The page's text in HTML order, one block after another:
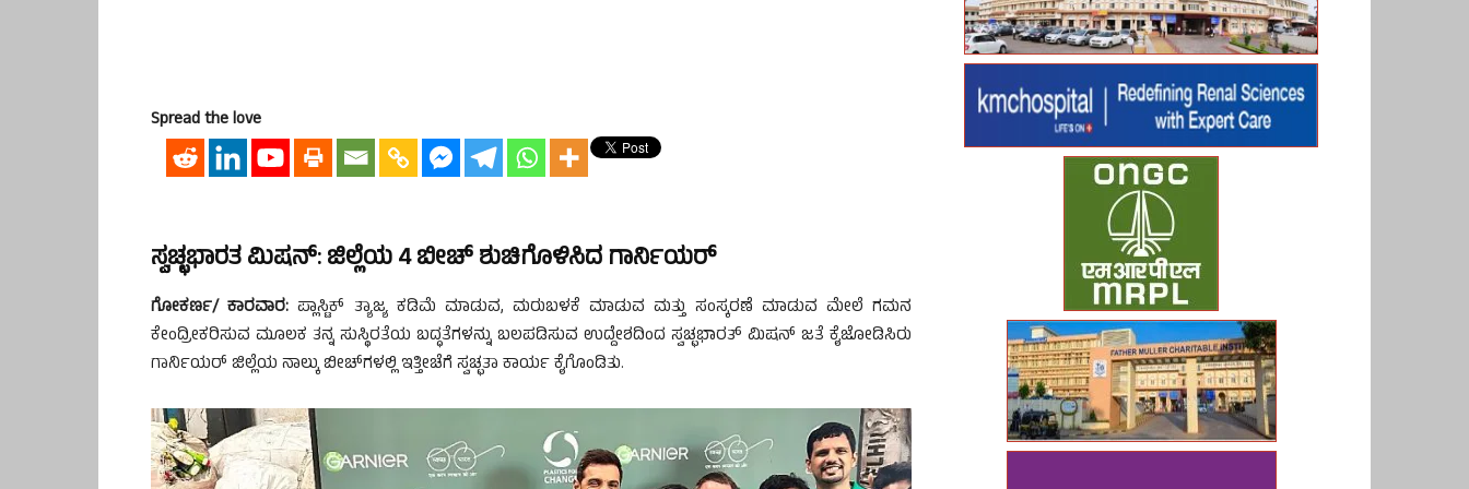
Spread the love
ಸ್ವಚ್ಛಭಾರತ ಮಿಷನ್: ಜಿಲ್ಲೆಯ 4 ಬೀಚ್ ಶುಚಿಗೊಳಿಸಿದ ಗಾರ್ನಿಯರ್
ಗೋಕರ್ಣ/ ಕಾರವಾರ: ಪ್ಲಾಸ್ಟಿಕ್ ತ್ಯಾಜ್ಯ ಕಡಿಮೆ ಮಾಡುವ, ಮರುಬಳಕೆ ಮಾಡುವ ಮತ್ತು ಸಂಸ್ಕರಣೆ ಮಾಡುವ ಮೇಲೆ ಗಮನ
ಕೇಂದ್ರೀಕರಿಸುವ ಮೂಲಕ ತನ್ನ ಸುಸ್ಥಿರತೆಯ ಬದ್ಧತೆಗಳನ್ನು ಬಲಪಡಿಸುವ ಉದ್ದೇಶದಿಂದ ಸ್ವಚ್ಛಭಾರತ್ ಮಿಷನ್ ಜತೆ ಕೈಜೋಡಿಸಿರು
ಗಾರ್ನಿಯರ್ ಜಿಲ್ಲೆಯ ನಾಲ್ಕು ಬೀಚ್‍ಗಳಲ್ಲಿ ಇತ್ತೀಚೆಗೆ ಸ್ವಚ್ಛತಾ ಕಾರ್ಯ ಕೈಗೊಂಡಿತು.